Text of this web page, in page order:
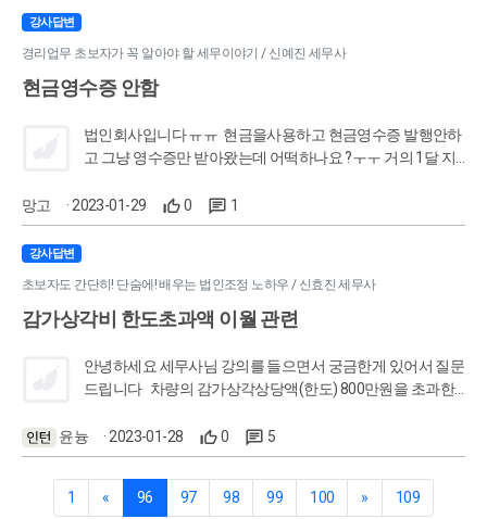
강사답변
경리업무 초보자가 꼭 알아야 할 세무이야기 / 신예진 세무사
현금영수증 안함
법인회사입니다 ㅠㅠ 현금을사용하고 현금영수증 발행안하
고 그냥 영수증만 받아왔는데 어떡하나요 ?ㅜㅜ 거의 1달 지
망고
· 2023-01-29 0 1
강사답변
초보자도 간단히! 단숨에! 배우는 법인조정 노하우 / 신효진 세무사
감가상각비 한도초과액 이월 관련
안녕하세요 세무사님 강의를 들으면서 궁금한게 있어서 질문
드립니다 차량의 감가상각상당액(한도) 800만원을 초과한
산입 유보 처분 리스.렌트차량 - 손금 불산입 기타사외유출 처
분 그런데 업무용승용차관련비용명세서 작성 강의 자료 중
감가상각비(상당액) 한도초과금액 이월 명세 에 "리스, 렌트:
기타사외유츌 손금불산입 누계, 사후관리를 위해 이월명세
윤늉 · 2023-01-28 0 5
1 « 96 97 98 99 100 » 109